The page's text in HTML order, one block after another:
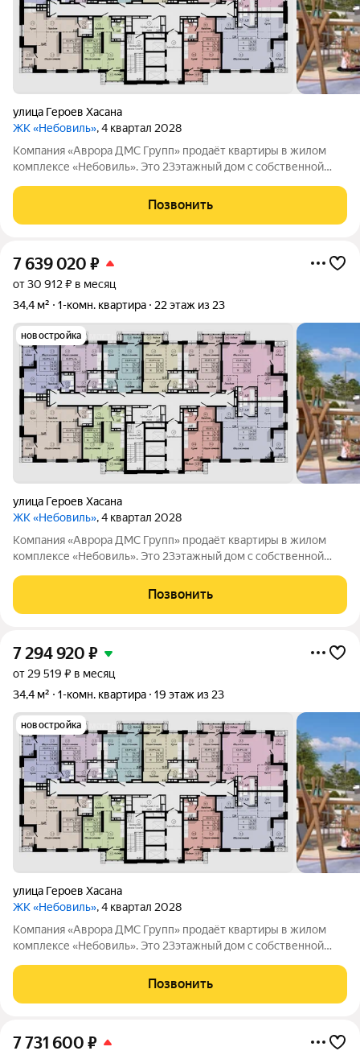
улица Героев Хасана
ЖК «Небовиль», 4 квартал 2028
Компания «Аврора ДМС Групп» продаёт квартиры в жилом
комплексе «Небовиль». Это 23этажный дом с собственной
нацеленных на успех. Мы создаём особую
Позвонить
7 639 020 ₽
от 30 912 ₽ в месяц
34,4 м²
1-комн. квартира 22 этаж из 23
новостройка
улица Героев Хасана
ЖК «Небовиль», 4 квартал 2028
Компания «Аврора ДМС Групп» продаёт квартиры в жилом
комплексе «Небовиль». Это 23этажный дом с собственной
«Небовиль» создан для тех, кто стремится к успеху и хочет
окружить себя
Позвонить
7 294 920 ₽
от 29 519 ₽ в месяц
34,4 м²
1-комн. квартира 19 этаж из 23
новостройка
улица Героев Хасана
ЖК «Небовиль», 4 квартал 2028
Компания «Аврора ДМС Групп» продаёт квартиры в жилом
комплексе «Небовиль». Это 23этажный дом с собственной
«Небовиль» создан для тех, кто стремится к успеху и хочет
находиться среди единомышленников:
Позвонить
7 731 600 ₽